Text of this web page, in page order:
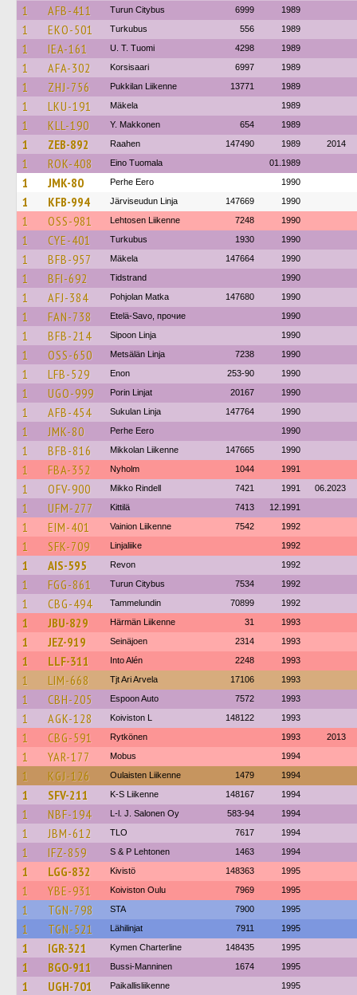
1 AFB-411 Turun Citybus 6999 1989
1 EKO-501 Turkubus 556 1989
1 IEA-161 U. T. Tuomi 4298 1989
1 AFA-302 Korsisaari 6997 1989
1 ZHJ-756 Pukkilan Liikenne 13771 1989
1 LKU-191 Mäkela 1989
1 KLL-190 Y. Makkonen 654 1989
1 ZEB-892 Raahen 147490 1989 2014
1 ROK-408 Eino Tuomala 01.1989
1 JMK-80 Perhe Eero 1990
1 KFB-994 Järviseudun Linja 147669 1990
1 OSS-981 Lehtosen Liikenne 7248 1990
1 CYE-401 Turkubus 1930 1990
1 BFB-957 Mäkela 147664 1990
1 BFI-692 Tidstrand 1990
1 AFJ-384 Pohjolan Matka 147680 1990
1 FAN-738 Etelä-Savo, прочие 1990
1 BFB-214 Sipoon Linja 1990
1 OSS-650 Metsälän Linja 7238 1990
1 LFB-529 Enon 253-90 1990
1 UGO-999 Porin Linjat 20167 1990
1 AFB-454 Sukulan Linja 147764 1990
1 JMK-80 Perhe Eero 1990
1 BFB-816 Mikkolan Liikenne 147665 1990
1 FBA-352 Nyholm 1044 1991
1 OFV-900 Mikko Rindell 7421 1991 06.2023
1 UFM-277 Kittilä 7413 12.1991
1 EIM-401 Vainion Liikenne 7542 1992
1 SFK-709 Linjaliike 1992
1 AIS-595 Revon 1992
1 FGG-861 Turun Citybus 7534 1992
1 CBG-494 Tammelundin 70899 1992
1 JBU-829 Härmän Liikenne 31 1993
1 JEZ-919 Seinäjoen 2314 1993
1 LLF-311 Into Alén 2248 1993
1 LIM-668 Tjt Ari Arvela 17106 1993
1 CBH-205 Espoon Auto 7572 1993
1 AGK-128 Koiviston L 148122 1993
1 CBG-591 Rytkönen 1993 2013
1 YAR-177 Mobus 1994
1 KGJ-126 Oulaisten Liikenne 1479 1994
1 SFV-211 K-S Liikenne 148167 1994
1 NBF-194 L-l. J. Salonen Oy 583-94 1994
1 JBM-612 TLO 7617 1994
1 IFZ-859 S & P Lehtonen 1463 1994
1 LGG-832 Kivistö 148363 1995
1 YBE-931 Koiviston Oulu 7969 1995
1 TGN-798 STA 7900 1995
1 TGN-521 Lähilinjat 7911 1995
1 IGR-321 Kymen Charterline 148435 1995
1 BGO-911 Bussi-Manninen 1674 1995
1 UGH-701 Paikallisliikenne 1995